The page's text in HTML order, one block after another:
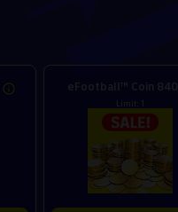
eFootball™ Coin 840
Limit: 1